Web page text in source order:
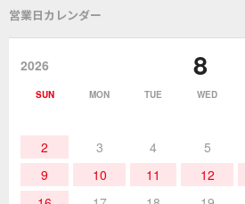
表面実装/SMT関連
作業環境／材料
取扱説明書
該非説明発行の申込み
グットのあゆみ
営業日カレンダー
2026 8
SUN MON TUE WED
2
3 4 5
9
10 11 12